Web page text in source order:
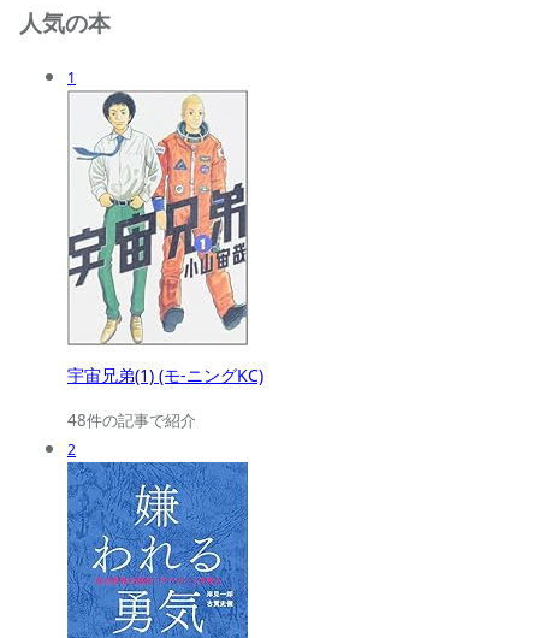
人気の本
1
宇宙兄弟(1) (モ-ニングKC)
48件の記事で紹介
2